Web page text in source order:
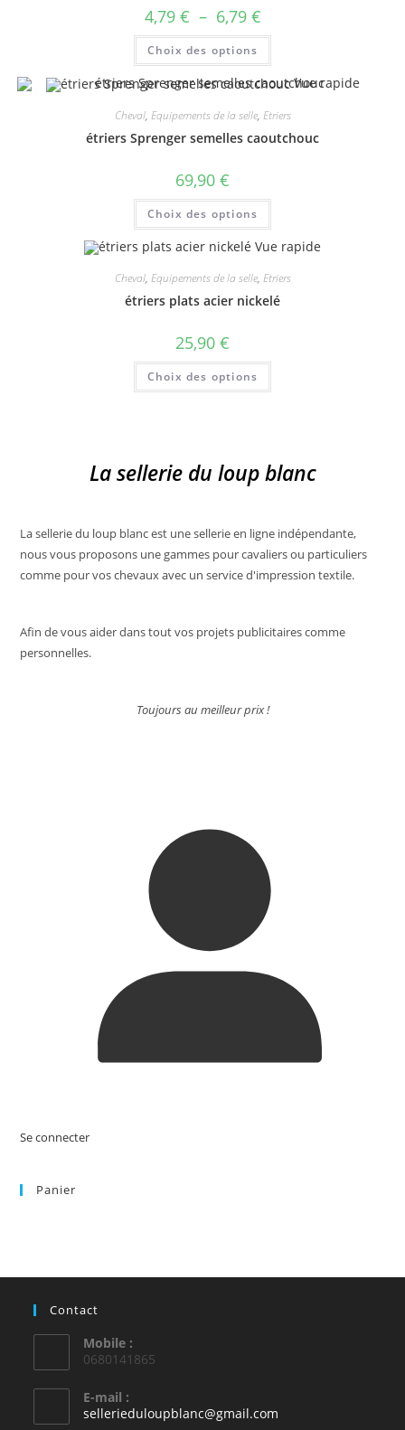
4,79 € – 6,79 €Plage
de
prix :
à
6,79 €
Choix des options
Ce
a
plusieurs
variations.
options
être
du
Vue rapide
Cheval, Equipements de la selle, Etriers
étriers Sprenger semelles caoutchouc
69,90 €
Choix des options
Ce
a
plusieurs
variations.
options
peuvent
être
Vue rapide
Cheval, Equipements de la selle, Etriers
étriers plats acier nickelé
25,90 €
Choix des options
Ce
a
être
choisies
du
produit
La sellerie du loup blanc
La sellerie du loup blanc est une sellerie en ligne indépendante,
nous vous proposons une gammes pour cavaliers ou particuliers
comme pour vos chevaux avec un service d'impression textile.
Afin de vous aider dans tout vos projets publicitaires comme
personnelles.
Toujours au meilleur prix !
Se connecter
Panier
Contact
Mobile :
0680141865
E-mail :
sellerieduloupblanc@gmail.com